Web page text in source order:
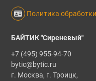
Политика
БАЙТИК "Сиреневый"
+7 (495) 955-94-70
bytic@bytic.ru
г. Москва, г. Троицк,